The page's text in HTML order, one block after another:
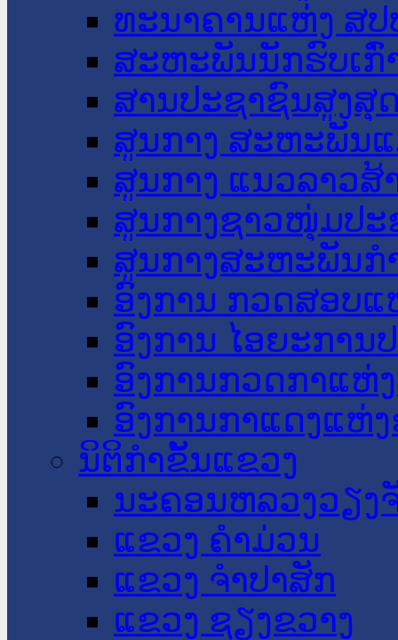
ທະນາຄານແຫ່ງ ສປ
ສະຫະພັນນັກຮົບເກົ່
ສານປະຊາຊົນສູງສຸ
ສູນກາງ ສະຫະພັນ
ສູນກາງ ແນວລາວສ້
ສູນກາງຊາວໜຸ່ມປະ
ສູນກາງສະຫະພັນກ
ອົງການ ກວດສອບແ
ອົງການ ໄອຍະການ
ອົງການກວດກາແຫ່
ອົງການກາແດງແຫ່
ນິຕິກໍາຂັ້ນແຂວງ
ນະ​ຄອນ​ຫລວງວຽງ
ແຂວງ ຄໍາມ່ວນ
ແຂວງ ຈໍາປາສັກ
ແຂວງ ຊຽງຂວາງ